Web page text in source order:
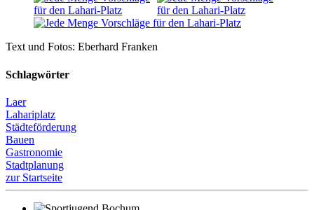
Text und Fotos: Eberhard Franken
Schlagwörter
Laer
Lahariplatz
Städteförderung
Bauen
Gastronomie
Stadtplanung
zur Startseite